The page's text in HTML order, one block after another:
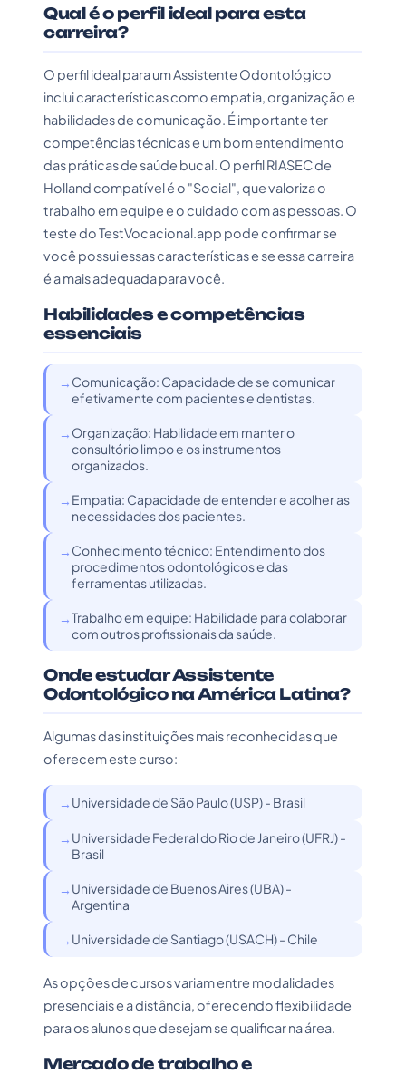
Qual é o perfil ideal para esta
carreira?
O perfil ideal para um Assistente Odontológico
inclui características como empatia, organização e
habilidades de comunicação. É importante ter
competências técnicas e um bom entendimento
das práticas de saúde bucal. O perfil RIASEC de
Holland compatível é o "Social", que valoriza o
trabalho em equipe e o cuidado com as pessoas. O
teste do TestVocacional.app pode confirmar se
você possui essas características e se essa carreira
é a mais adequada para você.
Habilidades e competências
essenciais
Comunicação: Capacidade de se comunicar
efetivamente com pacientes e dentistas.
Organização: Habilidade em manter o
consultório limpo e os instrumentos
organizados.
Empatia: Capacidade de entender e acolher as
necessidades dos pacientes.
Conhecimento técnico: Entendimento dos
procedimentos odontológicos e das
ferramentas utilizadas.
Trabalho em equipe: Habilidade para colaborar
com outros profissionais da saúde.
Onde estudar Assistente
Odontológico na América Latina?
Algumas das instituições mais reconhecidas que
oferecem este curso:
Universidade de São Paulo (USP) - Brasil
Universidade Federal do Rio de Janeiro (UFRJ) -
Brasil
Universidade de Buenos Aires (UBA) -
Argentina
Universidade de Santiago (USACH) - Chile
As opções de cursos variam entre modalidades
presenciais e a distância, oferecendo flexibilidade
para os alunos que desejam se qualificar na área.
Mercado de trabalho e